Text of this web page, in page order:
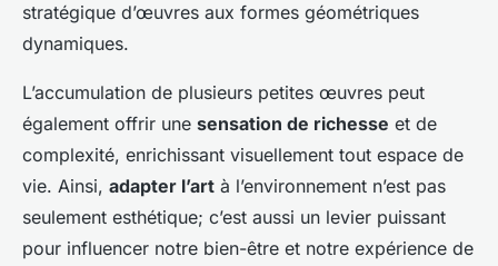
stratégique d’œuvres aux formes géométriques
dynamiques.
L’accumulation de plusieurs petites œuvres peut
également offrir une sensation de richesse et de
complexité, enrichissant visuellement tout espace de
vie. Ainsi, adapter l’art à l’environnement n’est pas
seulement esthétique; c’est aussi un levier puissant
pour influencer notre bien-être et notre expérience de